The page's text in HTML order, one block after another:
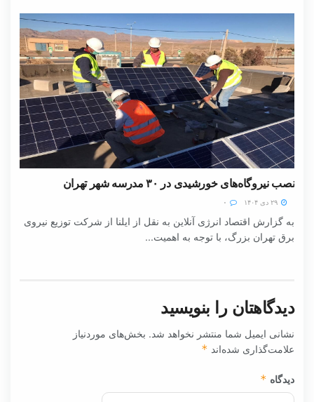
نصب نیروگاه‌های خورشیدی در ۳۰ مدرسه شهر تهران
به گزارش اقتصاد انرژی آنلاین به نقل از ایلنا از شرکت توزیع نیروی
برق تهران بزرگ، با توجه به اهمیت...
دیدگاهتان را بنویسید
نشانی ایمیل شما منتشر نخواهد شد. بخش‌های موردنیاز
علامت‌گذاری شده‌اند *
دیدگاه *